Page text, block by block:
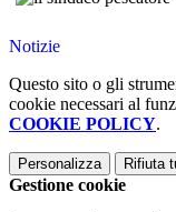
Notizie
Questo sito o gli
cookie necessari al
COOKIE POLICY.
Personalizza Rifiuta
Gestione cookie